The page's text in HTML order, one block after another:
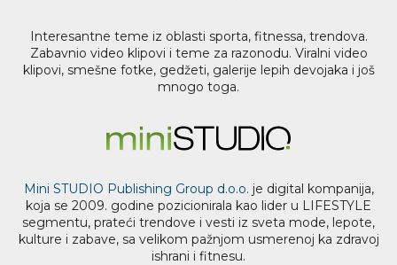
Interesantne teme iz oblasti sporta, fitnessa, trendova.
Zabavnio video klipovi i teme za razonodu. Viralni video
klipovi, smešne fotke, gedžeti, galerije lepih devojaka i još
mnogo toga.
Mini STUDIO Publishing Group d.o.o. je digital kompanija,
koja se 2009. godine pozicionirala kao lider u LIFESTYLE
segmentu, prateći trendove i vesti iz sveta mode, lepote,
kulture i zabave, sa velikom pažnjom usmerenoj ka zdravoj
ishrani i fitnesu.